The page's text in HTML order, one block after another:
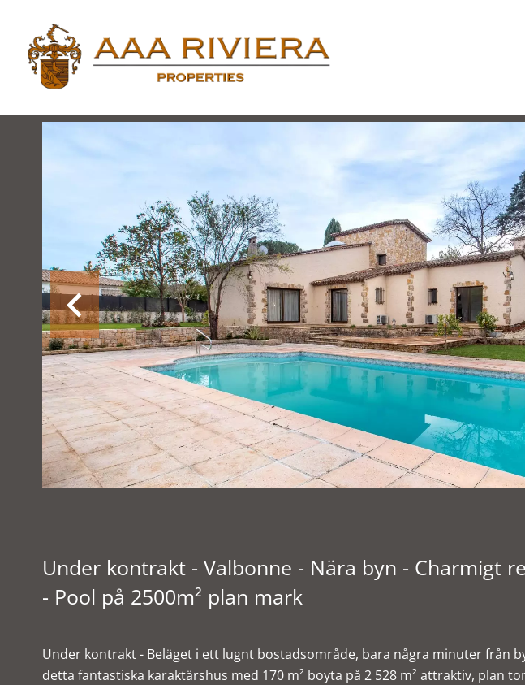
Under kontrakt - Valbonne - Nära byn - Charmigt
- Pool på 2500m² plan mark
Under kontrakt - Beläget i ett lugnt bostadsområde, bara några minuter från
detta fantastiska karaktärshus med 170 m² boyta på 2 528 m² attraktiv, plan